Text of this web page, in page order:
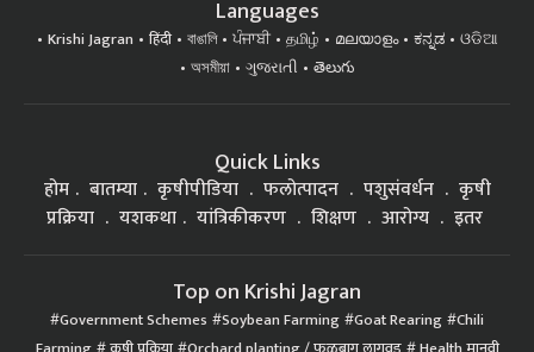
Languages
Krishi Jagran हिंदी বাঙালি ਪੰਜਾਬੀ தமிழ் മലയാളം ಕನ್ನಡ
ଓଡିଆ
অসমীয়া
ગુજરાતી తెలుగు
Quick Links
होम बातम्या कृषीपीडिया फलोत्पादन पशुसंवर्धन
कृषी
प्रक्रिया
यशकथा यांत्रिकीकरण शिक्षण आरोग्य इतर
Top on Krishi Jagran
Government Schemes Soybean Farming Goat Rearing Chili